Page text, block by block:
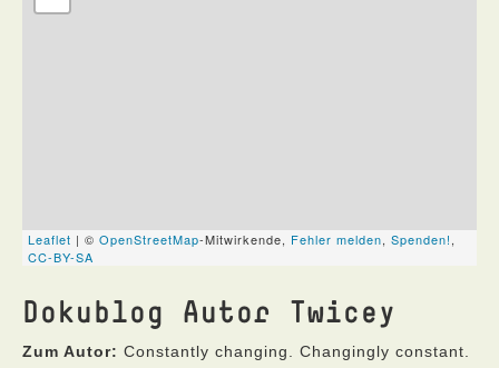
Dokublog Autor Twicey
Zum Autor: Constantly changing. Changingly constant.